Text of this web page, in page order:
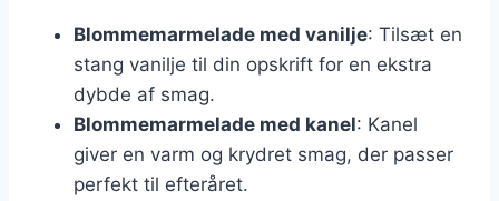
Blommemarmelade med vanilje: Tilsæt en
stang vanilje til din opskrift for en ekstra
dybde af smag.
Blommemarmelade med kanel: Kanel
giver en varm og krydret smag, der passer
perfekt til efteråret.